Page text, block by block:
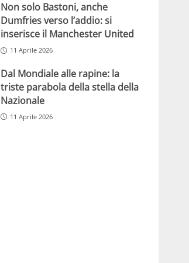
Non solo Bastoni, anche
Dumfries verso l’addio: si
inserisce il Manchester United
11 Aprile 2026
Dal Mondiale alle rapine: la
triste parabola della stella della
Nazionale
11 Aprile 2026